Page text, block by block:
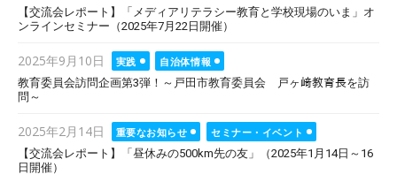
on
【交流会レポート】「メディアリテラシー教育と学校現場のいま」オ
ンラインセミナー（2025年7月22日開催）
Posted
on
2025年9月10日 実践
自治体情報
教育委員会訪問企画第3弾！～戸田市教育委員会 戸ヶ﨑教育長を訪
問～
Posted
on
2025年2月14日 重要なお知らせ
セミナー・イベント
【交流会レポート】「昼休みの500km先の友」（2025年1月14日～16
日開催）